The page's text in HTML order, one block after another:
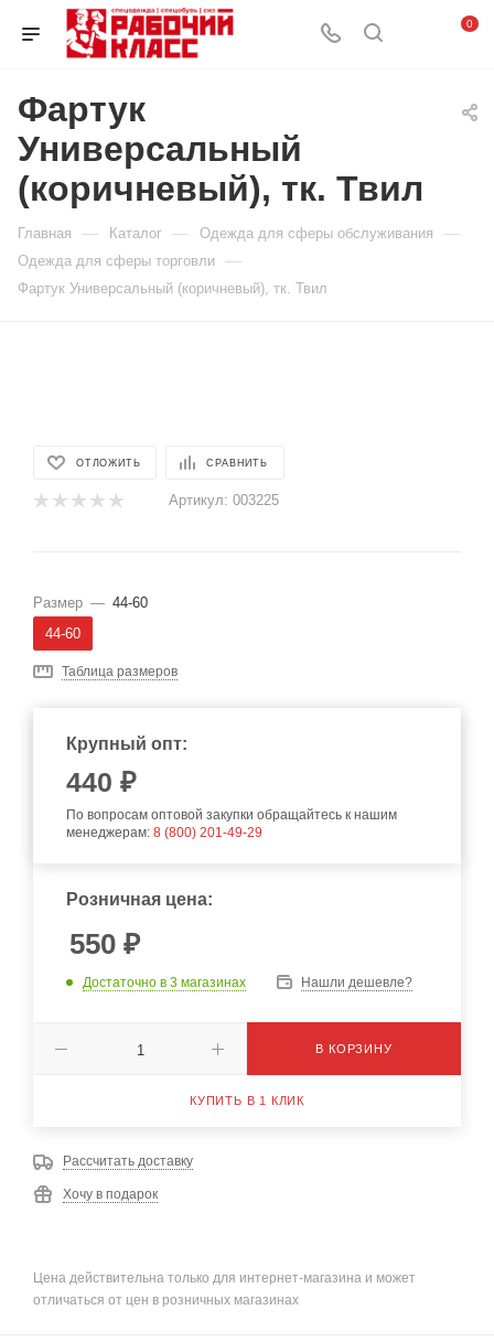
0
Фартук
Универсальный
(коричневый), тк. Твил
Главная — Каталог — Одежда для сферы обслуживания —
Одежда для сферы торговли —
Фартук Универсальный (коричневый), тк. Твил
ОТЛОЖИТЬ СРАВНИТЬ
Артикул: 003225
Размер — 44-60
44-60
Таблица размеров
Крупный опт:
440 ₽
По вопросам оптовой закупки обращайтесь к нашим
менеджерам: 8 (800) 201-49-29
Розничная цена:
550 ₽
Достаточно в 3 магазинах Нашли дешевле?
В КОРЗИНУ
КУПИТЬ В 1 КЛИК
Рассчитать доставку
Хочу в подарок
Цена действительна только для интернет-магазина и может
отличаться от цен в розничных магазинах